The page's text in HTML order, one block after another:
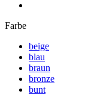
Farbe
beige
blau
braun
bronze
bunt